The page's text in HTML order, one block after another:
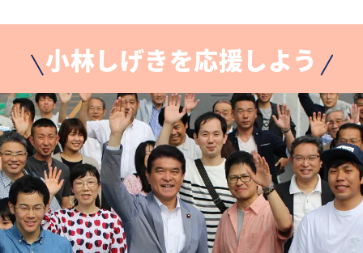
小林しげきを応援しよう